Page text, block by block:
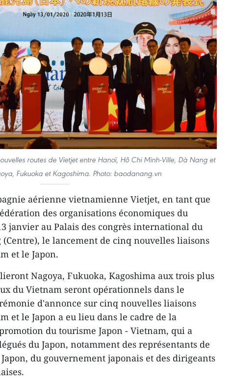
routes de Vietjet entre Hanoï, Hô Chi Minh-Ville, Dà Nang et
Fukuoka et Kagoshima. Photo: baodanang.vn
aérienne vietnamienne Vietjet, en tant que
des organisations économiques du
janvier au Palais des congrès international du
(Centre), le lancement de cinq nouvelles liaisons
et le Japon.
Nagoya, Fukuoka, Kagoshima aux trois plus
du Vietnam seront opérationnels dans le
d'annonce sur cinq nouvelles liaisons
et le Japon a eu lieu dans le cadre de la
du tourisme Japon - Vietnam, qui a
du Japon, notamment des représentants de
du gouvernement japonais et des dirigeants